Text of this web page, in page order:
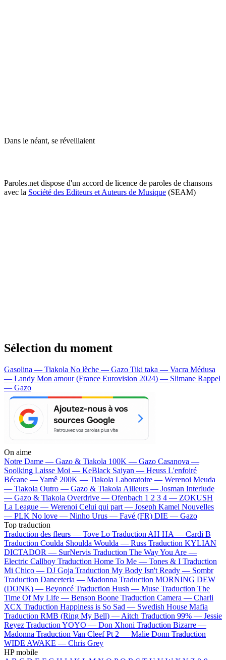
Dans le néant, se réveillaient
Paroles.net dispose d'un accord de licence de paroles de chansons
avec la Société des Editeurs et Auteurs de Musique (SEAM)
Sélection du moment
Gasolina — Tiakola No lèche — Gazo Tiki taka — Vacra Médusa
— Landy Mon amour (France Eurovision 2024) — Slimane Rappel
— Gazo
On aime
Notre Dame — Gazo & Tiakola 100K — Gazo Casanova —
Soolking Laisse Moi — KeBlack Saiyan — Heuss L'enfoiré
Bécane —Yamê 200K — Tiakola Laboratoire — Werenoi Meuda
— Tiakola Outro — Gazo & Tiakola Ailleurs — Josman Interlude
— Gazo & Tiakola Overdrive — Ofenbach 1 2 3 4 — ZOKUSH
La League — Werenoi Celui qui part — Joseph Kamel Nouvelles
— PLK No love — Ninho Urus — Favé (FR) DIE — Gazo
Top traduction
Traduction des fleurs — Tove Lo Traduction AH HA — Cardi B
Traduction Coulda Shoulda Woulda — Russ Traduction KYLIAN
DICTADOR — SurNervis Traduction The Way You Are —
Electric Callboy Traduction Home To Me — Tones & I Traduction
Mi Chico — DJ Goja Traduction My Body Isn't Ready — Sombr
Traduction Danceteria — Madonna Traduction MORNING DEW
(DONK) — Beyoncé Traduction Hush — Muse Traduction The
Time Of My Life — Benson Boone Traduction Camera — Charli
XCX Traduction Happiness is So Sad — Swedish House Mafia
Traduction RMB (Ring My Bell) — Aitch Traduction 99% — Jessie
Reyez Traduction YOYO — Don Xhoni Traduction Bizarre —
Madonna Traduction Van Cleef Pt 2 — Malie Donn Traduction
WIDE AWAKE — Chris Grey
HP mobile